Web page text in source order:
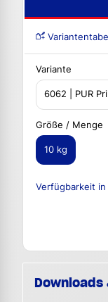
Variante
6062 | PUR
Größe / Menge
10 kg
Verfügbarkeit